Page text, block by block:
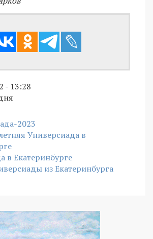
- 13:28
2023
Универсиада в
в Екатеринбурге
из Екатеринбурга